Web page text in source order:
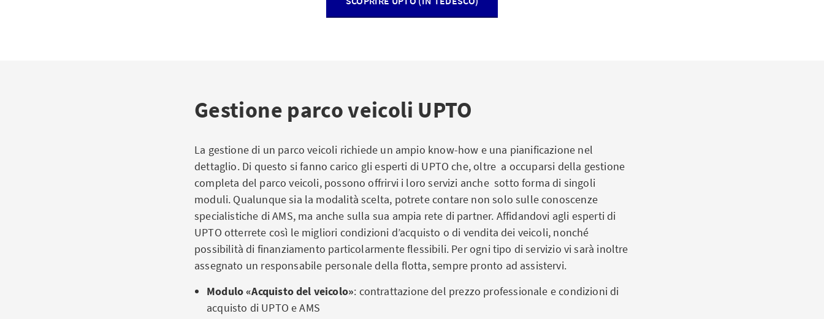
Gestione parco veicoli UPTO
La gestione di un parco veicoli richiede un ampio know-how e una pianificazione nel
dettaglio. Di questo si fanno carico gli esperti di UPTO che, oltre a occuparsi della gestione
completa del parco veicoli, possono offrirvi i loro servizi anche sotto forma di singoli
moduli. Qualunque sia la modalità scelta, potrete contare non solo sulle conoscenze
specialistiche di AMS, ma anche sulla sua ampia rete di partner. Affidandovi agli esperti di
UPTO otterrete così le migliori condizioni d’acquisto o di vendita dei veicoli, nonché
possibilità di finanziamento particolarmente flessibili. Per ogni tipo di servizio vi sarà inoltre
assegnato un responsabile personale della flotta, sempre pronto ad assistervi.
Modulo «Acquisto del veicolo»: contrattazione del prezzo professionale e condizioni di
acquisto di UPTO e AMS